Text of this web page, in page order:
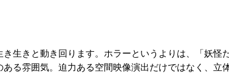
生きと動き回ります。ホラーというよりは、「妖怪
る雰囲気。迫力ある空間映像演出だけではなく、立